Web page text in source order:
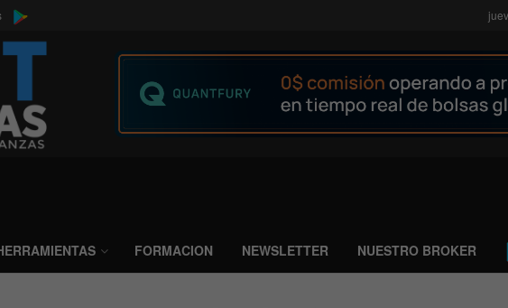
FORMACION NEWSLETTER NUESTRO BROKER